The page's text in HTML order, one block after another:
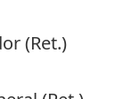
(Ret.)